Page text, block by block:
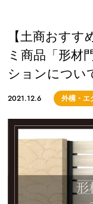
【土商おす
ミ商品「形材
ションについ
2021.12.6 外構・エ